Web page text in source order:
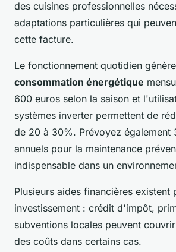
des cuisines professionnelles
adaptations particulières qui
cette facture.
Le fonctionnement quotidien
consommation énergétique
600 euros selon la saison et
systèmes inverter permettent de
de 20 à 30%. Prévoyez également
annuels pour la maintenance
indispensable dans un
Plusieurs aides financières existent
investissement : crédit d'impôt,
subventions locales peuvent
des coûts dans certains cas.